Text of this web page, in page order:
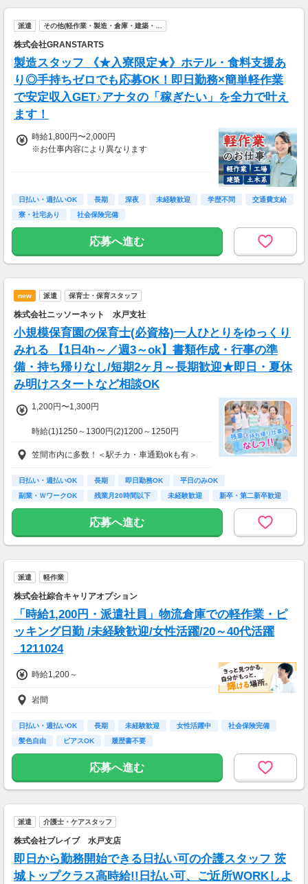
派遣 その他(軽作業・製造・倉庫・建築・…
株式会社GRANSTARTS
製造スタッフ 《★入寮限定★》ホテル・食料支援あ
り◎手持ちゼロでも応募OK！即日勤務×簡単軽作業
で安定収入GET♪アナタの「稼ぎたい」を全力で叶え
ます！
時給1,800円〜2,000円
※お仕事内容により異なります
＼最大時給2,000円も可能！／
＜各種手当＞
・深夜手当：時給2,000円〜
・休日出勤手当：時給2,160円〜
当）
日払い・週払いOK 長期 深夜 未経験歓迎 学歴不問
交通費支給
寮・社宅あり
社会保険完備
応募へ進む
new 派遣 保育士・保育スタッフ
株式会社ニッソーネット 水戸支社
小規模保育園の保育士(必資格)一人ひとりをゆっくり
みれる 【1日4h～／週3～ok】書類作成・行事の準
備・持ち帰りなし/短期2ヶ月～長期歓迎★即日・夏休
み明けスタートなど相談OK
1,200円〜1,300円
時給(1)1250～1300円(2)1200～1250円
(1)週40ｈ以上
(2)週40ｈ未満
【月収例】
228800円（時給1300円×8h×22日)
★シフト例：9-18時、7-11時、8-12時、9-16時
など
★短期2ヶ月～長期歓迎！
笠間市内に多数！＜駅チカ・車通勤okも有＞
日払い・週払いOK 長期 即日勤務OK
平日のみOK
副業・ＷワークOK
残業月20時間以下 未経験歓迎
新卒・第二新卒歓迎
フリーター歓迎
応募へ進む
派遣 軽作業
株式会社綜合キャリアオプション
「時給1,200円・派遣社員」物流倉庫での軽作業・ピ
ッキング日勤 /未経験歓迎/女性活躍/20～40代活躍
_1211024
時給1,200～
岩間
日払い・週払いOK 長期 未経験歓迎 女性活躍中
社会保険完備
髪色自由
ピアスOK 履歴書不要
応募へ進む
派遣 介護士・ケアスタッフ
株式会社ブレイブ 水戸支店
即日から勤務開始できる日払い可の介護スタッフ 茨
城トップクラス高時給!!日払い可、ご近所WORKしよ